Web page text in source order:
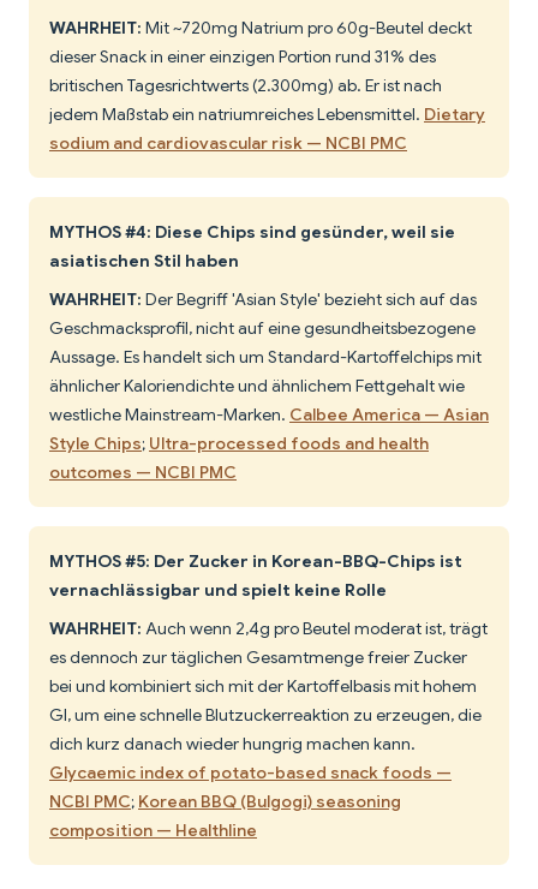
WAHRHEIT: Mit ~720mg Natrium pro 60g-Beutel deckt
dieser Snack in einer einzigen Portion rund 31% des
britischen Tagesrichtwerts (2.300mg) ab. Er ist nach
jedem Maßstab ein natriumreiches Lebensmittel. Dietary
sodium and cardiovascular risk — NCBI PMC
MYTHOS #4: Diese Chips sind gesünder, weil sie
asiatischen Stil haben
WAHRHEIT: Der Begriff 'Asian Style' bezieht sich auf das
Geschmacksprofil, nicht auf eine gesundheitsbezogene
Aussage. Es handelt sich um Standard-Kartoffelchips mit
ähnlicher Kaloriendichte und ähnlichem Fettgehalt wie
westliche Mainstream-Marken. Calbee America — Asian
Style Chips; Ultra-processed foods and health
outcomes — NCBI PMC
MYTHOS #5: Der Zucker in Korean-BBQ-Chips ist
vernachlässigbar und spielt keine Rolle
WAHRHEIT: Auch wenn 2,4g pro Beutel moderat ist, trägt
es dennoch zur täglichen Gesamtmenge freier Zucker
bei und kombiniert sich mit der Kartoffelbasis mit hohem
GI, um eine schnelle Blutzuckerreaktion zu erzeugen, die
dich kurz danach wieder hungrig machen kann.
Glycaemic index of potato-based snack foods —
NCBI PMC; Korean BBQ (Bulgogi) seasoning
composition — Healthline